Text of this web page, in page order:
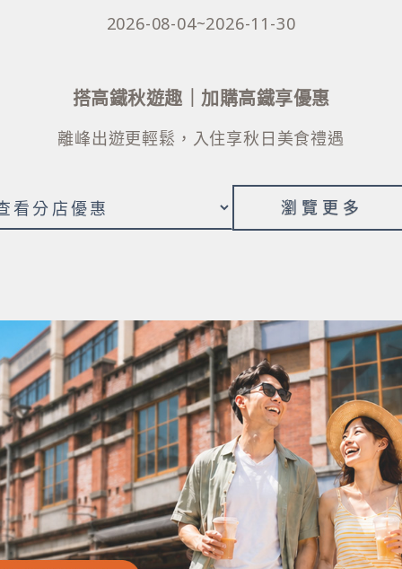
2026-08-04~2026-11-30
搭高鐵秋遊趣｜加購高鐵享優惠
離峰出遊更輕鬆，入住享秋日美食禮遇
瀏覽更多